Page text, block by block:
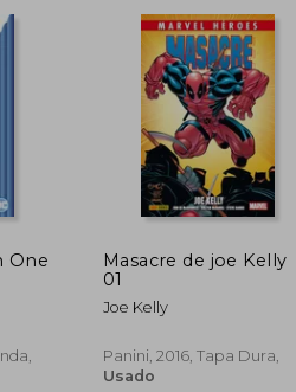
45%
dcto.
One
Masacre de joe Kelly
01
Joe Kelly
Panini, 2016, Tapa Dura,
Usado